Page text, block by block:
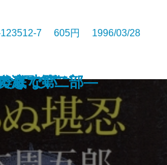
の失脚
〕儒の巻
ーキング
7 605円 1996/03/28
きない
海 第二部―
底で